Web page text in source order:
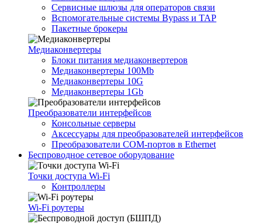
Сервисные шлюзы для операторов связи
Вспомогательные системы Bypass и TAP
Пакетные брокеры
Медиаконвертеры
Блоки питания медиаконвертеров
Медиаконвертеры 100Mb
Медиаконвертеры 10G
Медиаконвертеры 1Gb
Преобразователи интерфейсов
Консольные серверы
Аксессуары для преобразователей интерфейсов
Преобразователи COM-портов в Ethernet
Беспроводное сетевое оборудование
Точки доступа Wi-Fi
Контроллеры
Wi-Fi роутеры